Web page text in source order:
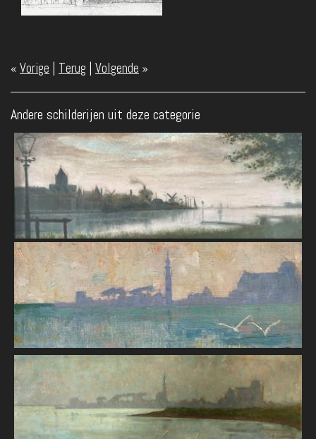
« Vorige | Terug | Volgende »
Andere schilderijen uit deze categorie